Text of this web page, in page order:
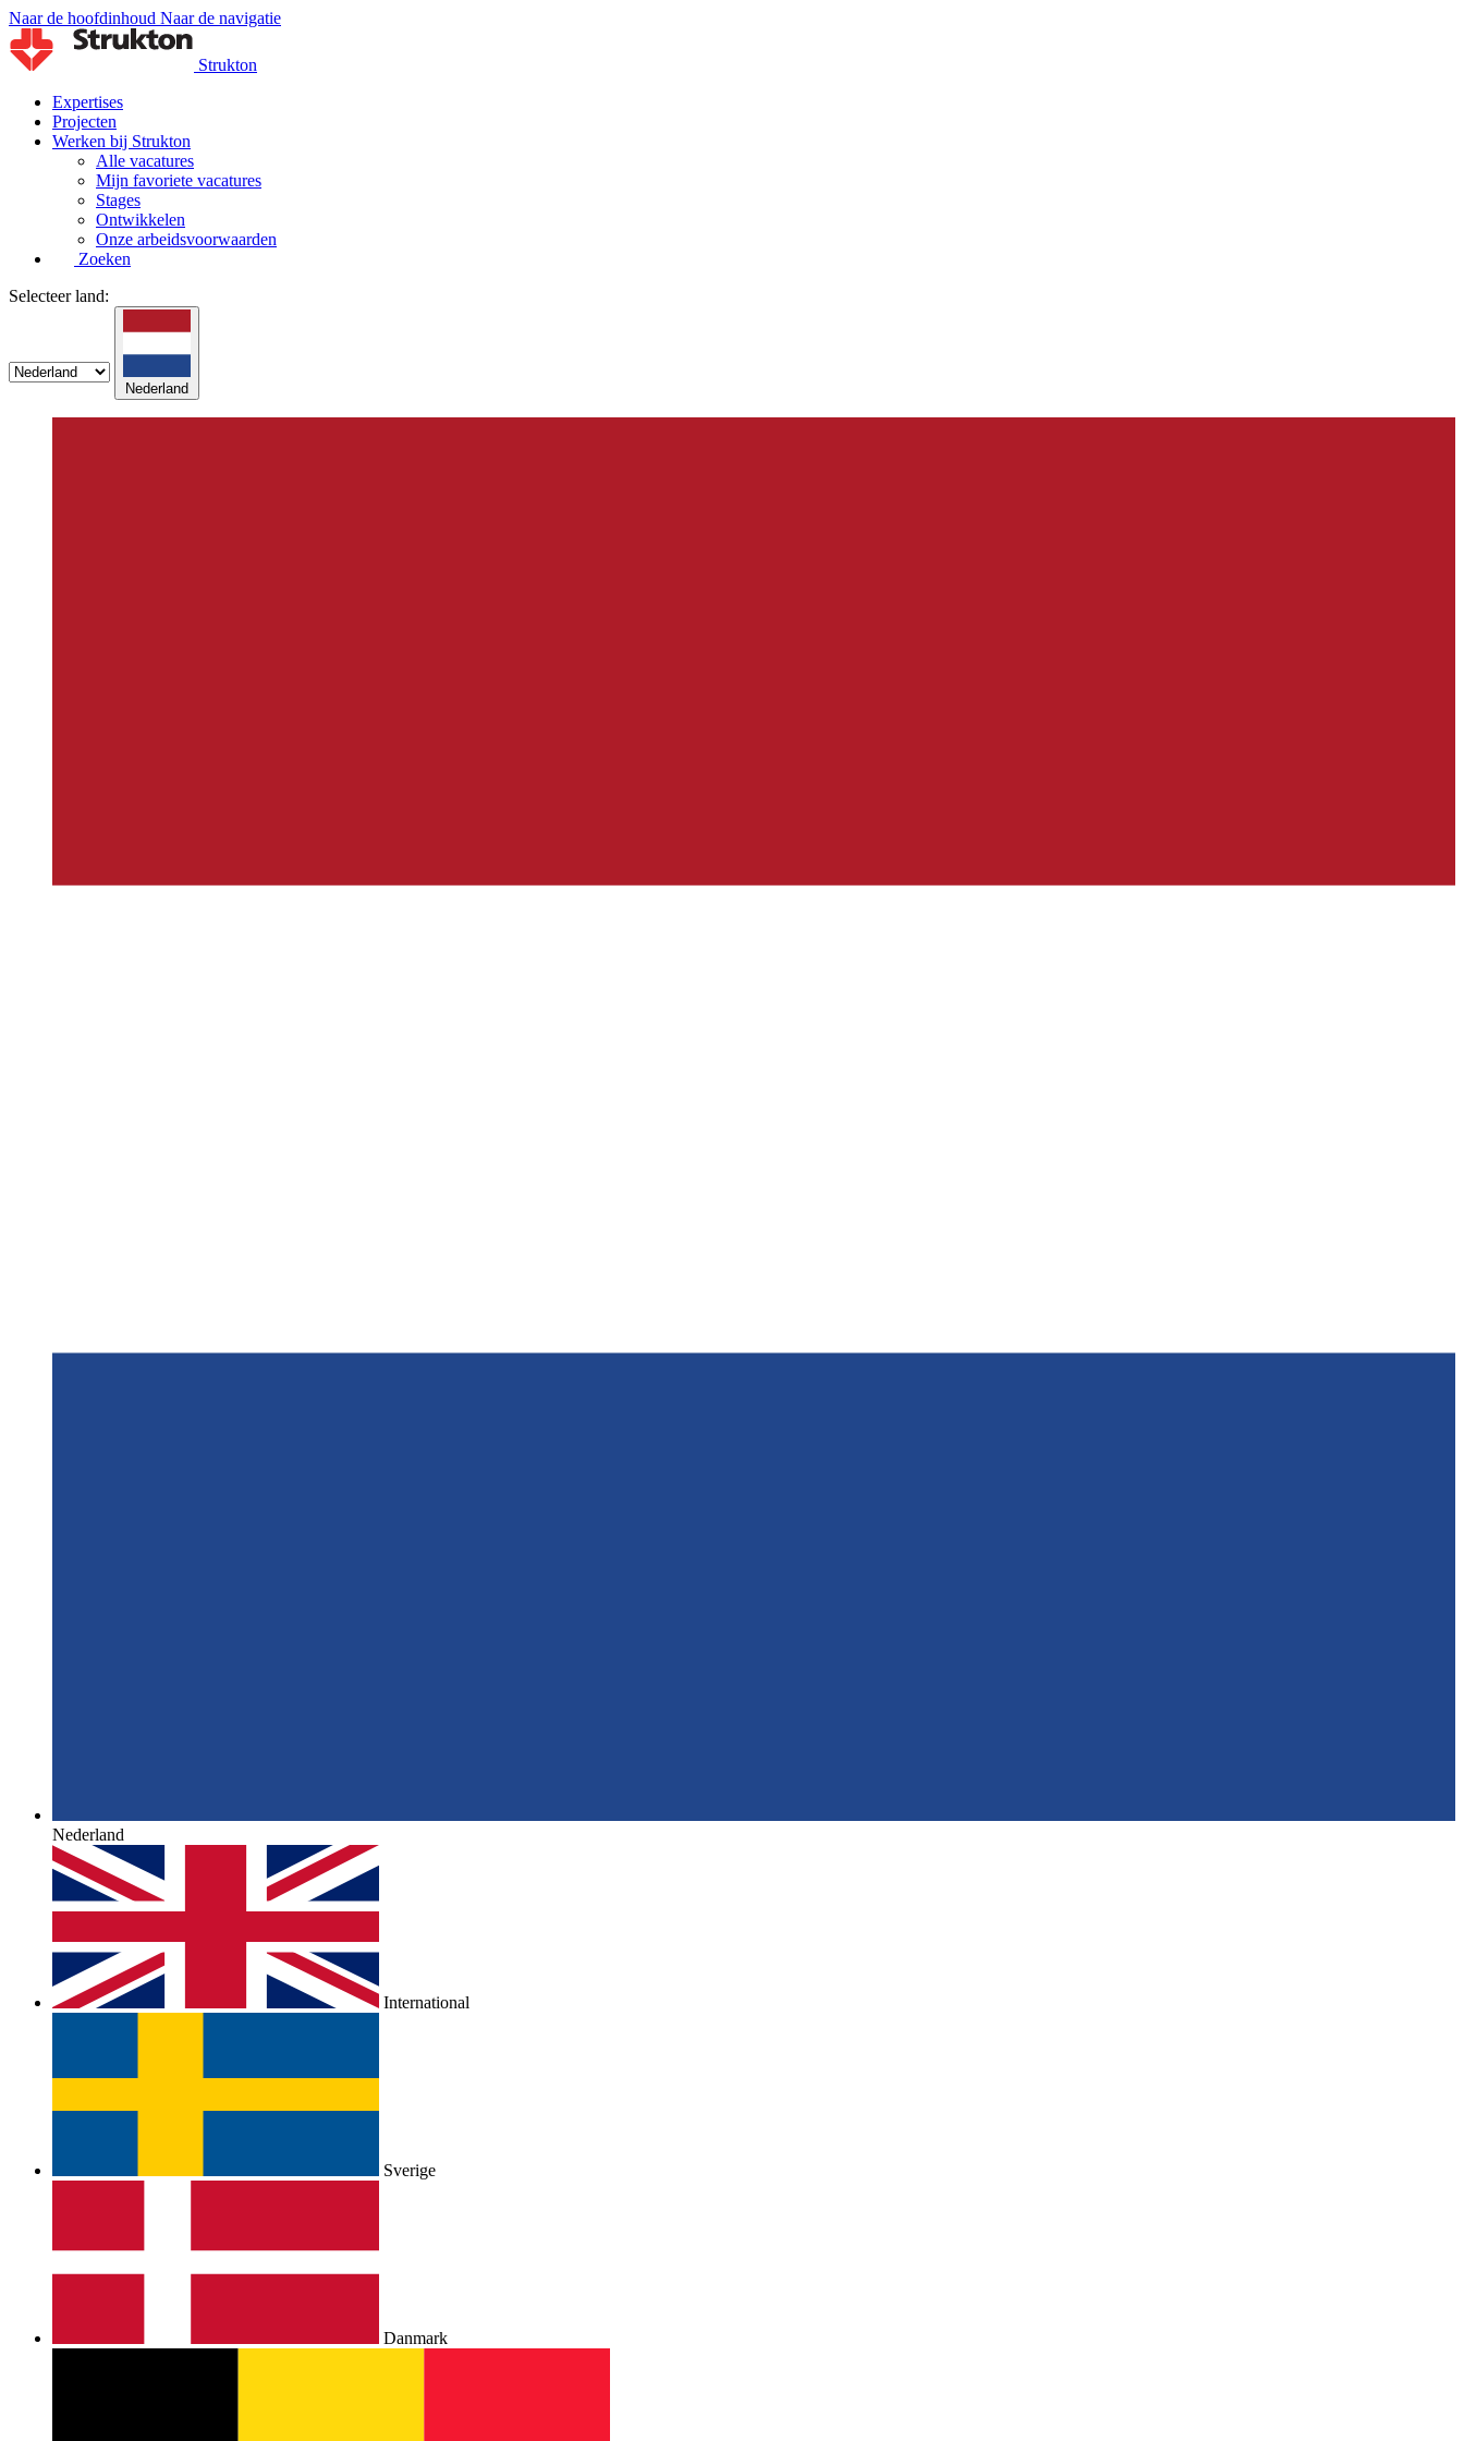
Naar de hoofdinhoud Naar de navigatie
Strukton
Expertises
Projecten
Werken bij Strukton
Alle vacatures
Mijn favoriete vacatures
Stages
Ontwikkelen
Onze arbeidsvoorwaarden
Zoeken
Selecteer land:
Nederland
Nederland
International
Sverige
Danmark